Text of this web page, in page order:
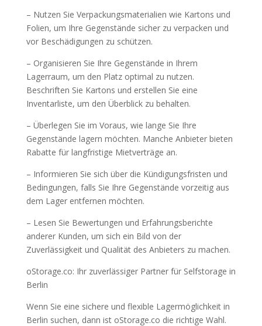
– Nutzen Sie Verpackungsmaterialien wie Kartons und
Folien, um Ihre Gegenstände sicher zu verpacken und
vor Beschädigungen zu schützen.
– Organisieren Sie Ihre Gegenstände in Ihrem
Lagerraum, um den Platz optimal zu nutzen.
Beschriften Sie Kartons und erstellen Sie eine
Inventarliste, um den Überblick zu behalten.
– Überlegen Sie im Voraus, wie lange Sie Ihre
Gegenstände lagern möchten. Manche Anbieter bieten
Rabatte für langfristige Mietverträge an.
– Informieren Sie sich über die Kündigungsfristen und
Bedingungen, falls Sie Ihre Gegenstände vorzeitig aus
dem Lager entfernen möchten.
– Lesen Sie Bewertungen und Erfahrungsberichte
anderer Kunden, um sich ein Bild von der
Zuverlässigkeit und Qualität des Anbieters zu machen.
oStorage.co: Ihr zuverlässiger Partner für Selfstorage in
Berlin
Wenn Sie eine sichere und flexible Lagermöglichkeit in
Berlin suchen, dann ist oStorage.co die richtige Wahl.